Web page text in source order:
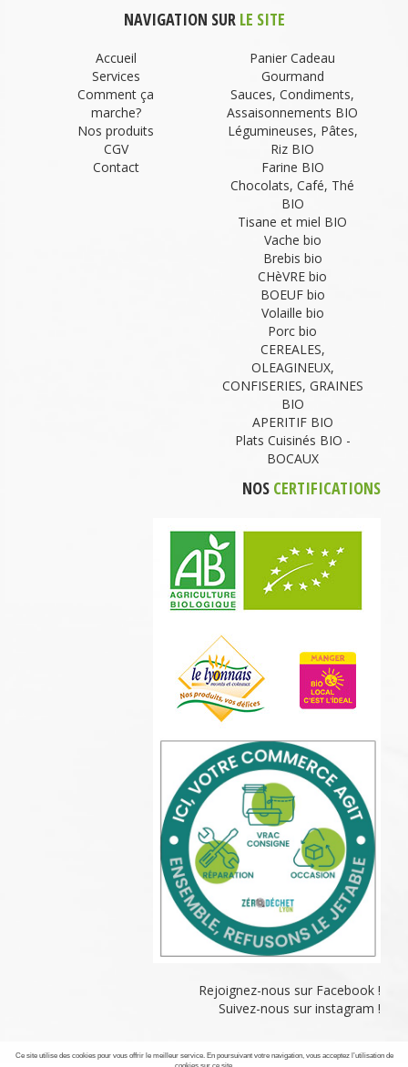
NAVIGATION SUR LE SITE
Accueil
Services
Comment ça
marche?
Nos produits
CGV
Contact
Panier Cadeau
Gourmand
Sauces, Condiments,
Assaisonnements BIO
Légumineuses, Pâtes,
Riz BIO
Farine BIO
Chocolats, Café, Thé
BIO
Tisane et miel BIO
Vache bio
Brebis bio
CHèVRE bio
BOEUF bio
Volaille bio
Porc bio
CEREALES,
OLEAGINEUX,
CONFISERIES, GRAINES
BIO
APERITIF BIO
Plats Cuisinés BIO -
BOCAUX
NOS CERTIFICATIONS
Rejoignez-nous sur Facebook !
Suivez-nous sur instagram !
Ce site utilise des cookies pour vous offrir le meilleur service. En poursuivant votre navigation, vous acceptez l’utilisation de